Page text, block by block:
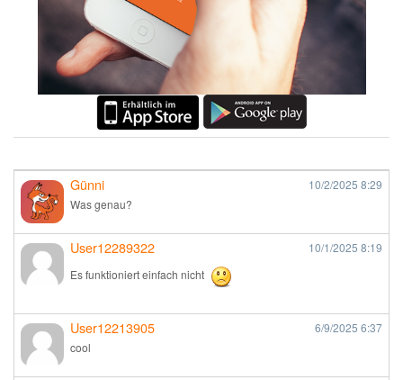
Günni 10/2/2025 8:29
Was genau?
User12289322 10/1/2025 8:19
Es funktioniert einfach nicht
User12213905 6/9/2025 6:37
cool